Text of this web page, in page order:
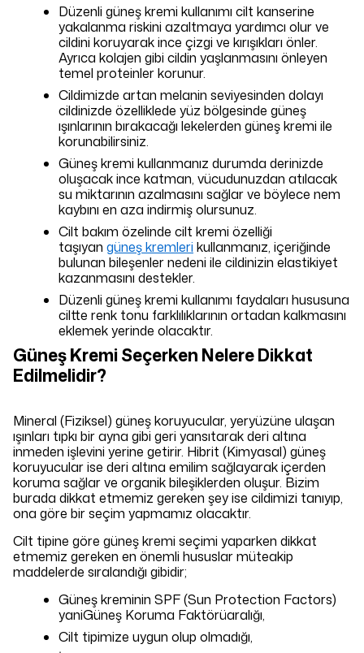
Düzenli güneş kremi kullanımı cilt kanserine
yakalanma riskini azaltmaya yardımcı olur ve
cildini koruyarak ince çizgi ve kırışıkları önler.
Ayrıca kolajen gibi cildin yaşlanmasını önleyen
temel proteinler korunur.
Cildimizde artan melanin seviyesinden dolayı
cildinizde özelliklede yüz bölgesinde güneş
ışınlarının bırakacağı lekelerden güneş kremi ile
korunabilirsiniz.
Güneş kremi kullanmanız durumda derinizde
oluşacak ince katman, vücudunuzdan atılacak
su miktarının azalmasını sağlar ve böylece nem
kaybını en aza indirmiş olursunuz.
Cilt bakım özelinde cilt kremi özelliği
taşıyan güneş kremleri kullanmanız, içeriğinde
bulunan bileşenler nedeni ile cildinizin elastikiyet
kazanmasını destekler.
Düzenli güneş kremi kullanımı faydaları hususuna
ciltte renk tonu farklılıklarının ortadan kalkmasını
eklemek yerinde olacaktır.
Güneş Kremi Seçerken Nelere Dikkat
Edilmelidir?
Mineral (Fiziksel) güneş koruyucular, yeryüzüne ulaşan
ışınları tıpkı bir ayna gibi geri yansıtarak deri altına
inmeden işlevini yerine getirir. Hibrit (Kimyasal) güneş
koruyucular ise deri altına emilim sağlayarak içerden
koruma sağlar ve organik bileşiklerden oluşur. Bizim
burada dikkat etmemiz gereken şey ise cildimizi tanıyıp,
ona göre bir seçim yapmamız olacaktır.
Cilt tipine göre güneş kremi seçimi yaparken dikkat
etmemiz gereken en önemli hususlar müteakip
maddelerde sıralandığı gibidir;
Güneş kreminin SPF (Sun Protection Factors)
yaniGüneş Koruma Faktörüaralığı,
Cilt tipimize uygun olup olmadığı,